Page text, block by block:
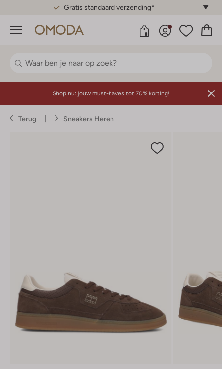
Gratis standaard verzending*
Menu
Shop nu: jouw must-haves tot 70% korting!
Terug Sneakers Heren